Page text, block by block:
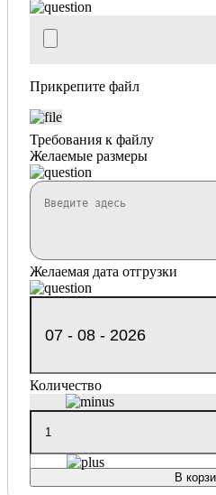
Прикрепите файл
Требования к файлу
Желаемые размеры
Желаемая дата отгрузки
Количество
В